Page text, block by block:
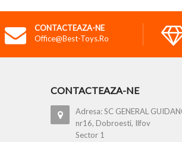
CONTACTEAZA-NE
Office@best-Toys.ro
CONTACTEAZA-NE
Adresa: SC GENERAL
nr16, Dobroesti, Ilfov
Sector 1